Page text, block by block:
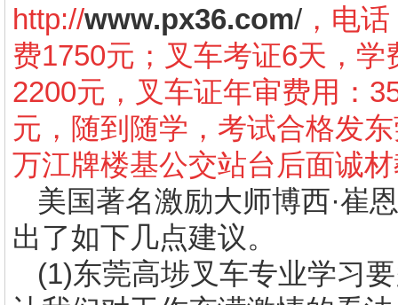
http://www.px36.com/ ，电
费1750元；叉车考证6天，
2200元，叉车证年审费用：
元，随到随学，考试合格发
万江牌楼基公交站台后面诚
美国著名激励大师博西·崔
出了如下几点建议。
(1)东莞高埗叉车专业学习